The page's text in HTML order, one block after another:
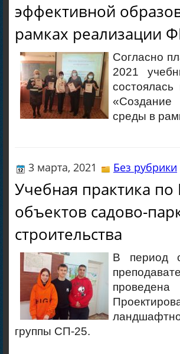
эффективной
рамках реализации
Согласно
2021
состоялась
среды в
3 марта, 2021 Без рубрики
Учебная практика
объектов садово-
строительства
В период
группы СП-25.